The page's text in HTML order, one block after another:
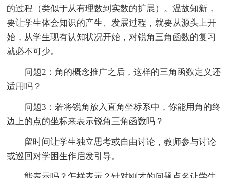
的过程（类似于从有理数到实数的扩展）。温故知新，
要让学生体会知识的产生、发展过程，就要从源头上开
始，从学生现有认知状况开始，对锐角三角函数的复习
就必不可少。
问题2：角的概念推广之后，这样的三角函数定义还
适用吗？
问题3：若将锐角放入直角坐标系中，你能用角的终
边上的点的坐标来表示锐角三角函数吗？
留时间让学生独立思考或自由讨论，教师参与讨论
或巡回对学困生作启发引导。